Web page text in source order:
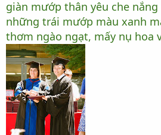
giàn mướp thân yêu che nắng
những trái mướp màu xanh
thơm ngào ngạt, mấy nụ hoa